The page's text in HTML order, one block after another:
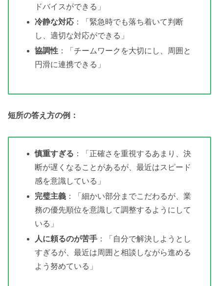
ドバイスができる」
冷静な対応 ：「緊急時でも落ち着いて判断
し、適切な対応ができる」
協調性 ：「チームワークを大切にし、周囲と
円滑に連携できる」
短所の答え方の例：
慎重すぎる ：「正確さを重視するあまり、決
断が遅くなることがあるが、最近はスピード
感を意識している」
完璧主義 ：「細かい部分までこだわるが、業
務の優先順位を意識して調整するようにして
いる」
人に頼るのが苦手 ：「自分で解決しようとし
すぎるが、最近は周囲と相談しながら進める
よう努めている」